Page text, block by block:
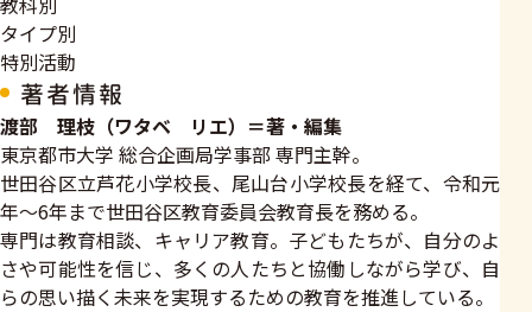
タイプ別
特別活動
著者情報
渡部 理枝（ワタベ リエ）＝著・編集
東京都市大学 総合企画局学事部 専門主幹。
世田谷区立芦花小学校長、尾山台小学校長を経て、令和元
年～6年まで世田谷区教育委員会教育長を務める。
専門は教育相談、キャリア教育。子どもたちが、自分のよ
さや可能性を信じ、多くの人たちと協働しながら学び、自
らの思い描く未来を実現するための教育を推進している。